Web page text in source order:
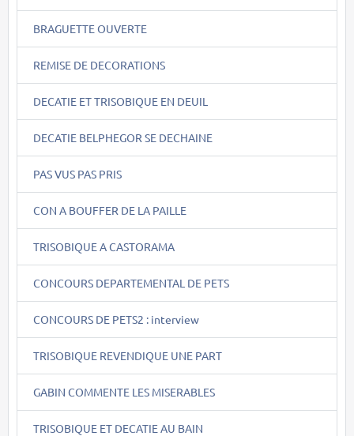
BRAGUETTE OUVERTE
REMISE DE DECORATIONS
DECATIE ET TRISOBIQUE EN DEUIL
DECATIE BELPHEGOR SE DECHAINE
PAS VUS PAS PRIS
CON A BOUFFER DE LA PAILLE
TRISOBIQUE A CASTORAMA
CONCOURS DEPARTEMENTAL DE PETS
CONCOURS DE PETS2 : interview
TRISOBIQUE REVENDIQUE UNE PART
GABIN COMMENTE LES MISERABLES
TRISOBIQUE ET DECATIE AU BAIN